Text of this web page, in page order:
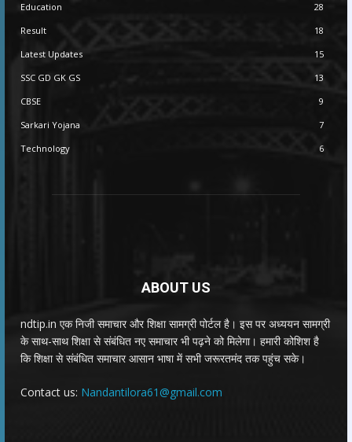
Education
28
Result
18
Latest Updates
15
SSC GD GK GS
13
CBSE
9
Sarkari Yojana
7
Technology
6
ABOUT US
ndtip.in एक निजी समाचार और शिक्षा सामग्री पोर्टल है। इस पर अध्ययन सामग्री
के साथ-साथ शिक्षा से संबंधित नए समाचार भी पढ़ने को मिलेगा। हमारी कोशिश है
कि शिक्षा से संबंधित समाचार आसान भाषा में सभी जरूरतमंद तक पहुंच सके।
Contact us: Nandantilora61@gmail.com